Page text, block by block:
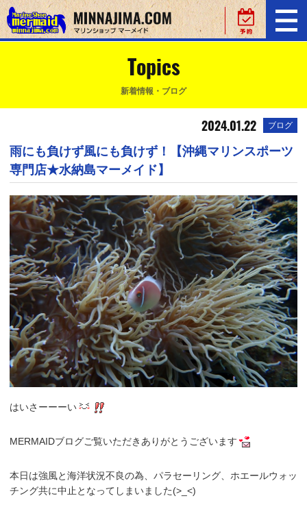
Topics
新着情報・ブログ
2024.01.22 ブログ
雨にも負けず風にも負けず！【沖縄マリンスポーツ
専門店★水納島マーメイド】
はいさーーーい
MERMAIDブログご覧いただきありがとうございます
本日は強風と海洋状況不良の為、パラセーリング、ホエールウォッ
チング共に中止となってしまいました(>_<)